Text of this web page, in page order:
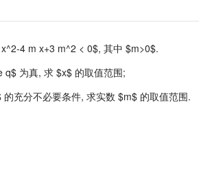
4 m x+3 m^2 < 0$, 其中 $m>0$.
为真, 求 $x$ 的取值范围;
充分不必要条件, 求实数 $m$ 的取值范围.